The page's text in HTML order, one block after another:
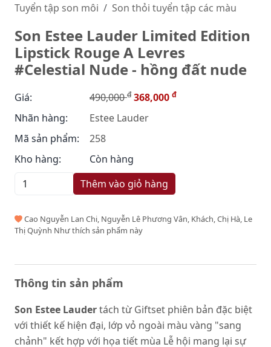
Tuyển tập son môi Son thỏi tuyển tập các màu
Son Estee Lauder Limited Edition
Lipstick Rouge A Levres
#Celestial Nude - hồng đất nude
Giá: 490,000đ 368,000 đ
Nhãn hàng:
Estee Lauder
Mã sản phẩm:
258
Kho hàng:
Còn hàng
Thêm vào giỏ hàng
Cao Nguyễn Lan Chi, Nguyễn Lê Phương Vân, Khách, Chị Hà, Le
Thị Quỳnh Như thích sản phẩm này
Thông tin sản phẩm
Son Estee Laudertách từ Giftset phiên bản đặc biệt
với thiết kế hiện đại, lớp vỏ ngoài màu vàng "sang
chảnh" kết hợp với họa tiết mùa Lễ hội mang lại sự